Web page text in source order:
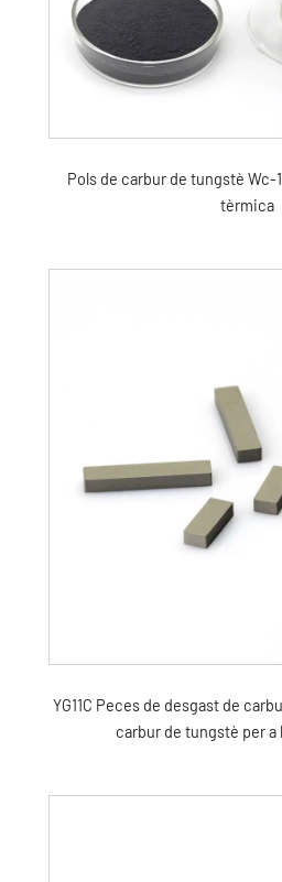
Pols de carbur de tungstè
tèrmica
YG11C Peces de desgast de
carbur de tungstè per a